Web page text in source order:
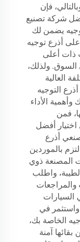
فإن
شركة تصنيع
يضمن لك
أذرع توجيه
ذات أعلى
ولذلك،
العالية
التوجيه
وأهمية الأداء
فمن
أفضل
أذرع
بالموردين
المصنعة ذوي
واطلب
والمراجعات
السيارات
واستثمر في
الخاصة بك،
آمنة